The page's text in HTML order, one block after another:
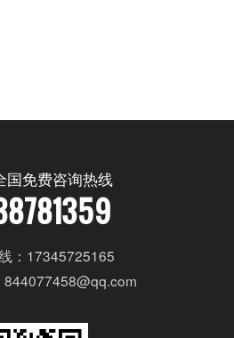
国免费咨询热线
：17345725165